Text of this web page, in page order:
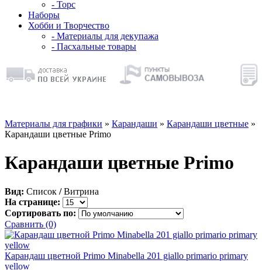
- Торс
Наборы
Хобби и Творчество
- Материалы для декупажа
- Пасхальные товары
Материалы для графики » Карандаши » Карандаши цветные »
Карандаши цветные Primo
Карандаши цветные Primo
Вид: Список / Витрина
На странице:
Сортировать по:
Сравнить (0)
Карандаш цветной Primo Minabella 201 giallo primario primary
yellow